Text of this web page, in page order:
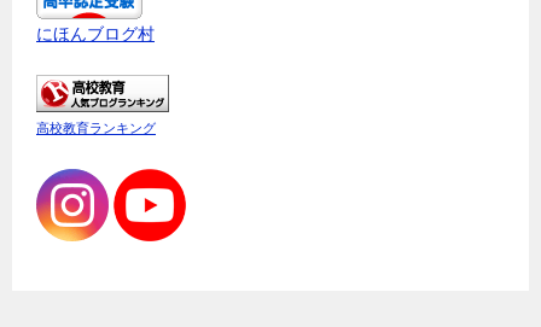
にほんブログ村
高校教育ランキング